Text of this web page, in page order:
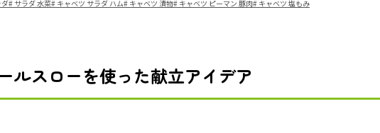
# サラダ 水菜# キャベツ サラダ ハム# キャベツ 漬物# キャベツ ピーマン 豚肉# キャベツ 塩もみ
ルスローを使った献立アイデア